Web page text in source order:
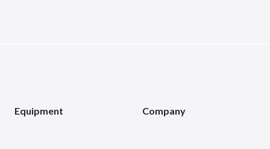
Equipment Company